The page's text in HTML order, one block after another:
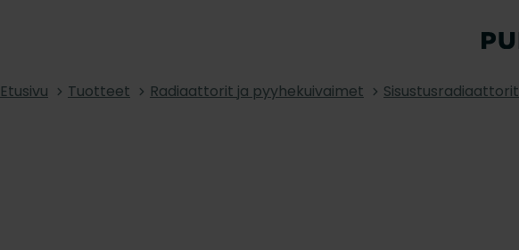
Etusivu Tuotteet Radiaattorit ja pyyhekuivaimet Sisustusradiaattorit